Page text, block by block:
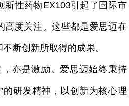
新性药物EX103引起了国际市
高度关注。这些都是爱思迈在
断创新所取得的成果。
亦是激励。爱思迈始终秉持
的研发精神，以创新为核心理